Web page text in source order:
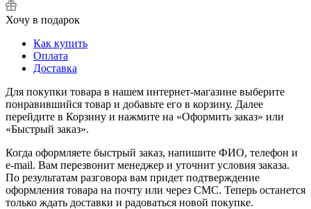
Хочу в подарок
Как купить
Оплата
Доставка
Для покупки товара в нашем интернет-магазине выберите
понравившийся товар и добавьте его в корзину. Далее
перейдите в Корзину и нажмите на «Оформить заказ» или
«Быстрый заказ».
Когда оформляете быстрый заказ, напишите ФИО, телефон и
e-mail. Вам перезвонит менеджер и уточнит условия заказа.
По результатам разговора вам придет подтверждение
оформления товара на почту или через СМС. Теперь останется
только ждать доставки и радоваться новой покупке.